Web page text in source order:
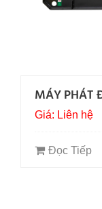
MÁY PHÁT
Giá: Liên hệ
Đọc Tiếp